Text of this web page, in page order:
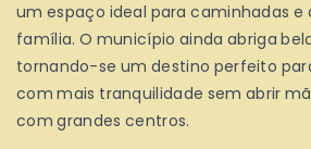
um espaço ideal para caminhadas e
família. O município ainda abriga
tornando-se um destino perfeito
com mais tranquilidade sem abrir
com grandes centros.